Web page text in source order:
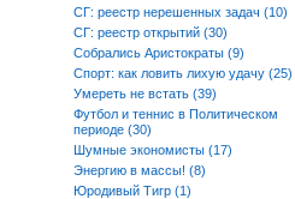
СГ: реестр нерешенных задач (10)
СГ: реестр открытий (30)
Собрались Аристократы (9)
Спорт: как ловить лихую удачу (25)
Умереть не встать (39)
Футбол и теннис в Политическом
периоде (30)
Шумные экономисты (17)
Энергию в массы! (8)
Юродивый Тигр (1)